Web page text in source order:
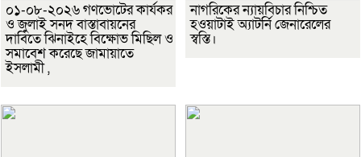
০১-০৮-২০২৬ গণভোটের কার্যকর
ও জুলাই সনদ বাস্তাবায়নের
দাবিতে ঝিনাইহে বিক্ষোভ মিছিল ও
সমাবেশ করেছে জামায়াতে
ইসলামী ,
নাগরিকের ন্যায়বিচার নিশ্চিত
হওয়াটাই অ্যাটর্নি জেনারেলের
স্বস্তি।